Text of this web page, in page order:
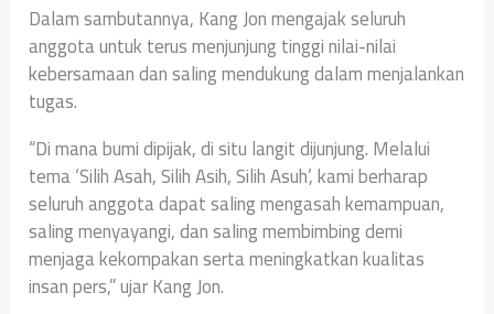
Dalam sambutannya, Kang Jon mengajak seluruh
anggota untuk terus menjunjung tinggi nilai-nilai
kebersamaan dan saling mendukung dalam menjalankan
tugas.
“Di mana bumi dipijak, di situ langit dijunjung. Melalui
tema ‘Silih Asah, Silih Asih, Silih Asuh’, kami berharap
seluruh anggota dapat saling mengasah kemampuan,
saling menyayangi, dan saling membimbing demi
menjaga kekompakan serta meningkatkan kualitas
insan pers,” ujar Kang Jon.